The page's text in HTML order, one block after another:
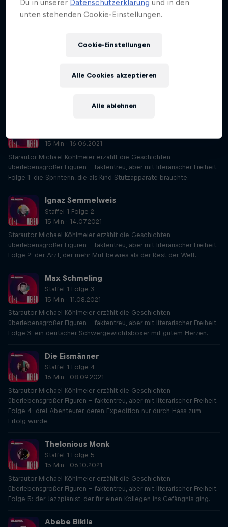
Eiffelturm verkaufte“ in die Geschichte einging.
15 Min · 16.06.2021
Starautor Michael Köhlmeier erzählt die Geschichten
überlebensgroßer Figuren – faktentreu, aber mit literarischer Freiheit.
Folge 1: die Sprinterin, die als Kind Stützapparate brauchte.
Ignaz Semmelweis
Staffel 1 Folge 2
15 Min · 14.07.2021
Starautor Michael Köhlmeier erzählt die Geschichten
überlebensgroßer Figuren – faktentreu, aber mit literarischer Freiheit.
Folge 2: der Arzt, der mehr Mut bewies als der Rest der Welt.
Max Schmeling
Staffel 1 Folge 3
15 Min · 11.08.2021
Starautor Michael Köhlmeier erzählt die Geschichten
überlebensgroßer Figuren – faktentreu, aber mit literarischer Freiheit.
Folge 3: ein deutscher Schwergewichtsboxer mit gutem Herzen.
Die Eismänner
Staffel 1 Folge 4
16 Min · 08.09.2021
Starautor Michael Köhlmeier erzählt die Geschichten
überlebensgroßer Figuren – faktentreu, aber mit literarischer Freiheit.
Folge 4: drei Abenteurer, deren Expedition nur durch Hass zum
Erfolg wurde.
Thelonious Monk
Staffel 1 Folge 5
15 Min · 06.10.2021
Starautor Michael Köhlmeier erzählt die Geschichten
überlebensgroßer Figuren – faktentreu, aber mit literarischer Freiheit.
Folge 5: der Jazzpianist, der für einen Kollegen ins Gefängnis ging.
Abebe Bikila
Du in unserer Datenschutzerklärung und in den
unten stehenden Cookie-Einstellungen.
Cookie-Einstellungen
Alle ablehnen
Alle Cookies akzeptieren